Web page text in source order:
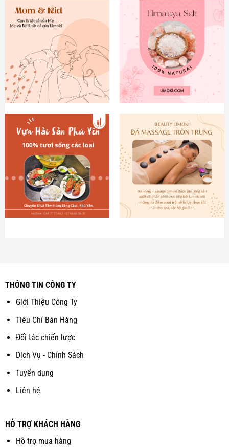
THÔNG TIN CÔNG TY
Giới Thiệu Công Ty
Tiêu Chí Bán Hàng
Đối tác chiến lược
Dịch Vụ - Chính Sách
Tuyển dụng
Liên hệ
HỖ TRỢ KHÁCH HÀNG
Hỗ trợ mua hàng